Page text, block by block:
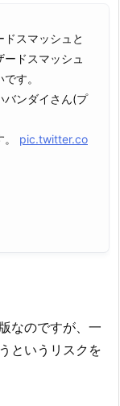
スマッシュと
ドスマッシュ
す。
バンダイさん(プ
pic.twitter.co
なのですが、一
というリスクを